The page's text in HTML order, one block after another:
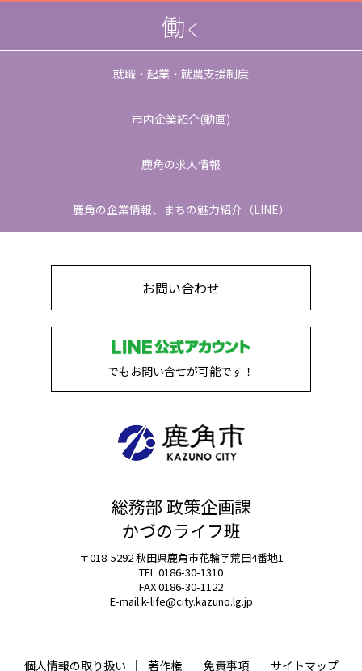
働く
就職・起業・就農支援制度
市内企業紹介(動画)
鹿角の求人情報
鹿角の企業情報、 まちの魅力紹介（LINE）
お問い合わせ
でもお問い合せが可能です！
総務部 政策企画課
かづのライフ班
〒018-5292 秋田県鹿角市花輪字荒田4番地1
TEL 0186-30-1310
FAX 0186-30-1122
E-mailk-life@city.kazuno.lg.jp
個人情報の取り扱い 著作権 免責事項 サイトマップ